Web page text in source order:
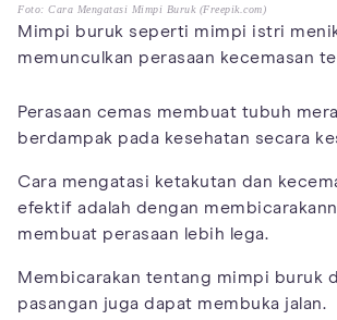
Foto: Cara Mengatasi Mimpi Buruk (Freepik.com)
Mimpi buruk seperti mimpi istri
memunculkan perasaan kecemasan
Perasaan cemas membuat tubuh
berdampak pada kesehatan secara
Cara mengatasi ketakutan dan
efektif adalah dengan
membuat perasaan lebih lega.
Membicarakan tentang mimpi buruk
pasangan juga dapat membuka jalan.